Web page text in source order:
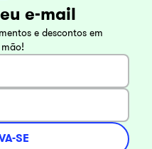
e-mail
e descontos em
SE